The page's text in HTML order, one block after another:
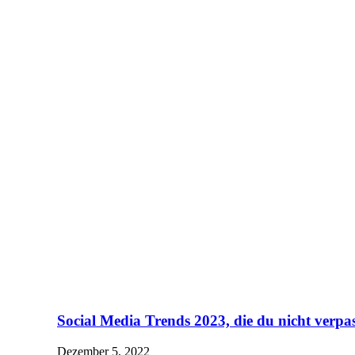
Social Media Trends 2023, die du nicht
Dezember 5, 2022